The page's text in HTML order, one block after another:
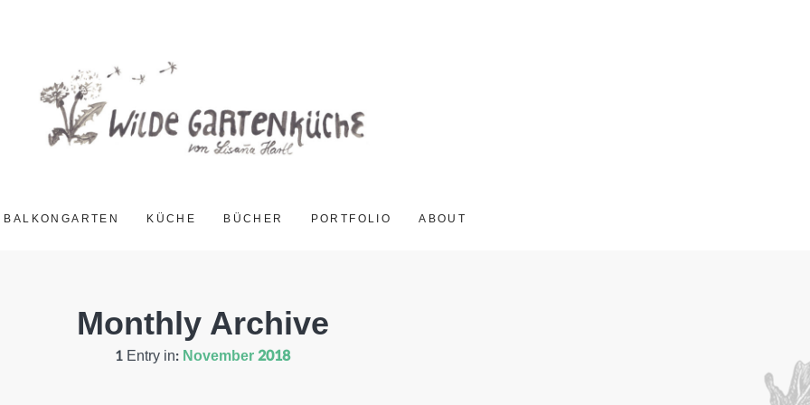
BALKONGARTEN KÜCHE BÜCHER PORTFOLIO ABOUT
Monthly Archive
1 Entry in:November 2018